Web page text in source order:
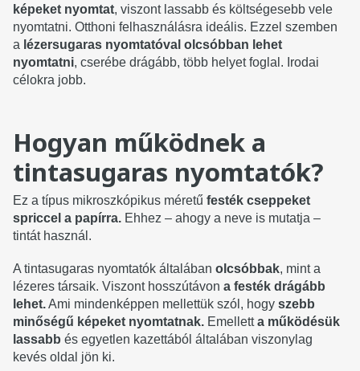
képeket nyomtat, viszont lassabb és költségesebb vele
nyomtatni. Otthoni felhasználásra ideális. Ezzel szemben
a lézersugaras nyomtatóval olcsóbban lehet
nyomtatni, cserébe drágább, több helyet foglal. Irodai
célokra jobb.
Hogyan működnek a
tintasugaras nyomtatók?
Ez a típus mikroszkópikus méretűfesték cseppeket
spriccel a papírra. Ehhez – ahogy a neve is mutatja –
tintát használ.
A tintasugaras nyomtatók általábanolcsóbbak, mint a
lézeres társaik. Viszont hosszútávona festék drágább
lehet.Ami mindenképpen mellettük szól, hogyszebb
minőségű képeket nyomtatnak. Emelletta működésük
lassabb és egyetlen kazettából általában viszonylag
kevés oldal jön ki.